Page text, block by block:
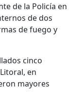
de la Policía en
de dos
de fuego y
cinco
en
mayores